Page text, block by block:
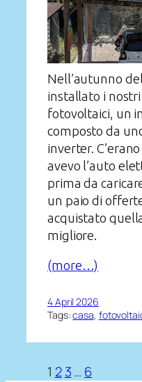
Nell’autunno
installato i
fotovoltaici, un
composto da
inverter.
avevo l’auto
prima da
un paio di
acquistato
migliore.
(more…)
4 April 2026
Tags:casa,
1 2 3… 6